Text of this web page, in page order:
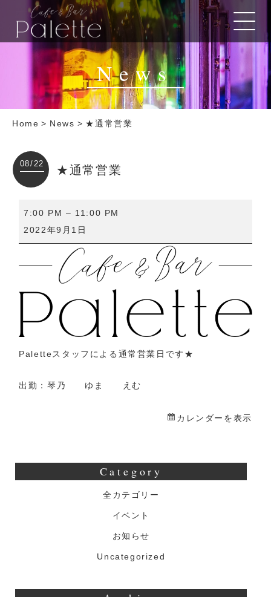
News
Home > News > ★通常営業
08/22 ★通常営業
常
7:00 PM – 11:00 PM
2022年9月1日
Paletteスタッフによる通常営業日です★
出勤：琴乃 ゆま えむ
カレンダーを表示
Category
全カテゴリー
イベント
お知らせ
Uncategorized